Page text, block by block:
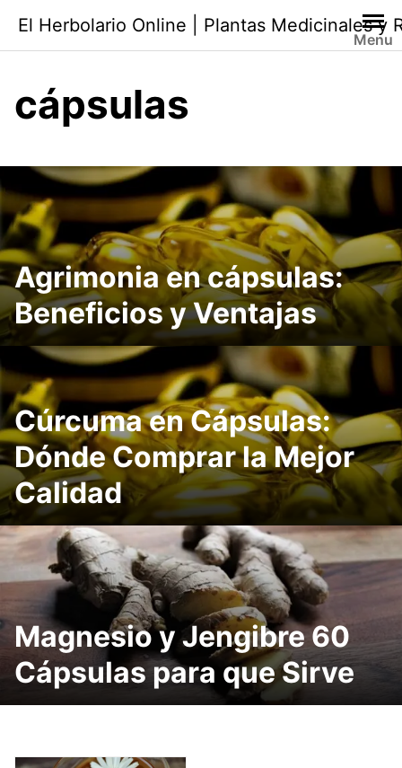
contenido
El Herbolario Online | Plantas Medicinales y
Menu
cápsulas
Agrimonia en cápsulas:
Beneficios y Ventajas
Cúrcuma en Cápsulas:
Dónde Comprar la Mejor
Calidad
Magnesio y Jengibre 60
Cápsulas para que Sirve